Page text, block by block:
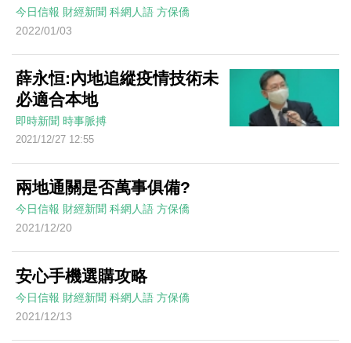
今日信報 財經新聞 科網人語 方保僑
2022/01/03
薛永恒:內地追縱疫情技術未
必適合本地
即時新聞 時事脈搏
2021/12/27 12:55
兩地通關是否萬事俱備?
今日信報 財經新聞 科網人語 方保僑
2021/12/20
安心手機選購攻略
今日信報 財經新聞 科網人語 方保僑
2021/12/13